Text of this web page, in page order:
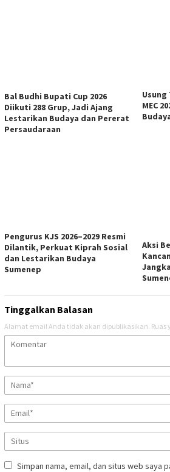
Bal Budhi Bupati Cup 2026
Diikuti 288 Grup, Jadi Ajang
Lestarikan Budaya dan Pererat
Persaudaraan
Usung
MEC
Pengurus KJS 2026–2029 Resmi
Dilantik, Perkuat Kiprah Sosial
dan Lestarikan Budaya
Sumenep
Aksi
Tinggalkan Balasan
Alamat email Anda tidak akan dipublikasikan. Ruas
Simpan nama, email, dan situs web saya